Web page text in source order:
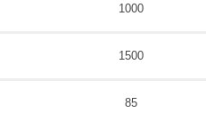
1000
1500
85